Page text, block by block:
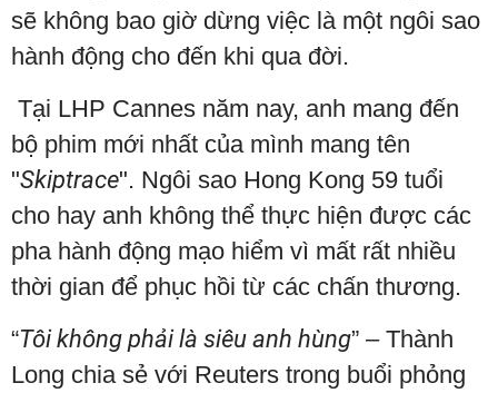
sẽ không bao giờ dừng việc là một ngôi sao
hành động cho đến khi qua đời.
Tại LHP Cannes năm nay, anh mang đến
bộ phim mới nhất của mình mang tên
"Skiptrace". Ngôi sao Hong Kong 59 tuổi
cho hay anh không thể thực hiện được các
pha hành động mạo hiểm vì mất rất nhiều
thời gian để phục hồi từ các chấn thương.
“Tôi không phải là siêu anh hùng” – Thành
Long chia sẻ với Reuters trong buổi phỏng